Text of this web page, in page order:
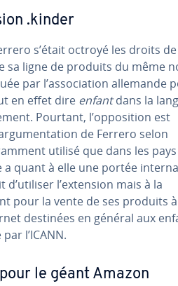
.kinder
s’était octroyé les droits de
sa ligne de produits du même
par l’as­so­cia­tion allemande
en effet dire enfantdans la
Pourtant, l’op­po­si­tion est
de Ferrero selon
utilisé que dans les
a quant à elle une portée
l’extension mais à la
pour la vente de ses produits
destinées en général aux
l’ICANN.
le géant Amazon